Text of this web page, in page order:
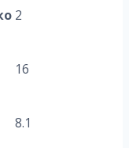
2
16
8.1